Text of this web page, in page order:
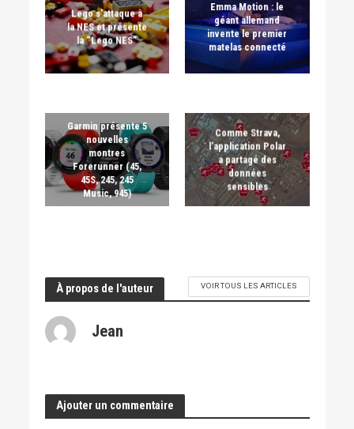
Lego s’attaque à
la NES et présente
la “Lego NES”
Emma Motion : le
géant allemand
invente le premier
matelas connecté
Garmin présente 5
nouvelles
montres
Forerunner (45,
45S, 245, 245
Music, 945)
Comme Strava,
l’application Polar
a partagé des
données
sensibles
À propos de l'auteur VOIR TOUS LES ARTICLES
Jean
Ajouter un commentaire